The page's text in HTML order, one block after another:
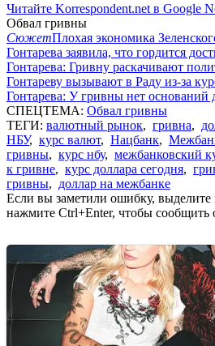
Читайте Korrespondent.net в Google
Обвал гривны
СюжетПлохая экономика
Гонтарева заявила, что гордится
Гонтарева: Гривну раскачивают
Гонтареву вызывают в Раду из-за
Гонтарева: У гривны нет оснований
СПЕЦТЕМА: Обвал гривны
ТЕГИ: валютный рынок, гривна,
НБУ, курс валют, Нацбанк,
гривны, курс нбу, межбанковский
к гривне, курс доллара сегодня,
гривны, доллар на межбанке
Если вы заметили ошибку, выделите
нажмите Ctrl+Enter, чтобы сообщить